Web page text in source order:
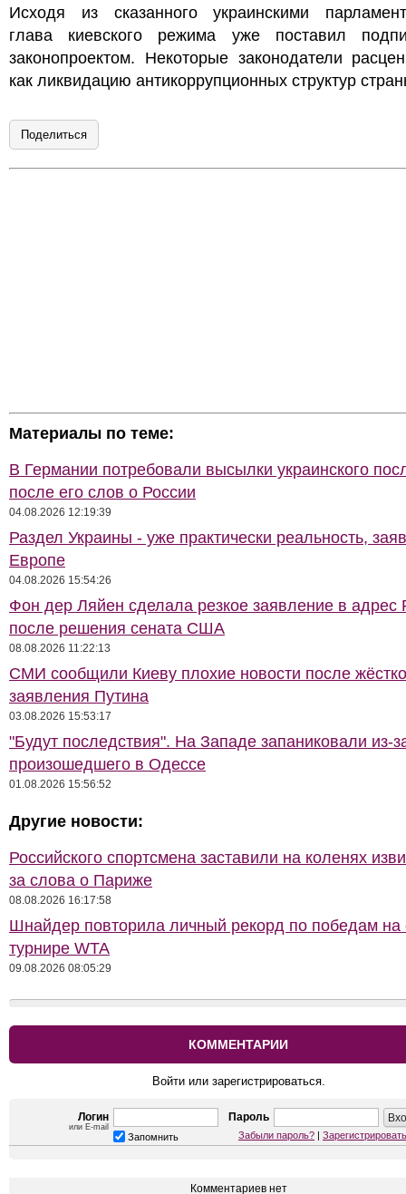
Исходя из сказанного украинскими
глава киевского режима уже поставил
законопроектом. Некоторые законодатели
как ликвидацию антикоррупционных структур
Поделиться
Материалы по теме:
В Германии потребовали высылки украинского
после его слов о России
04.08.2026 12:19:39
Раздел Украины - уже практически реальность,
Европе
04.08.2026 15:54:26
Фон дер Ляйен сделала резкое заявление в адрес
после решения сената США
08.08.2026 11:22:13
СМИ сообщили Киеву плохие новости после
заявления Путина
03.08.2026 15:53:17
"Будут последствия". На Западе запаниковали из-
произошедшего в Одессе
01.08.2026 15:56:52
Другие новости:
Российского спортсмена заставили на коленях
за слова о Париже
08.08.2026 16:17:58
Шнайдер повторила личный рекорд по победам на
турнире WTA
09.08.2026 08:05:29
КОММЕНТАРИИ
Войти или зарегистрироваться.
Логин
или E-mail
Пароль
Запомнить Забыли пароль? |
Комментариев нет